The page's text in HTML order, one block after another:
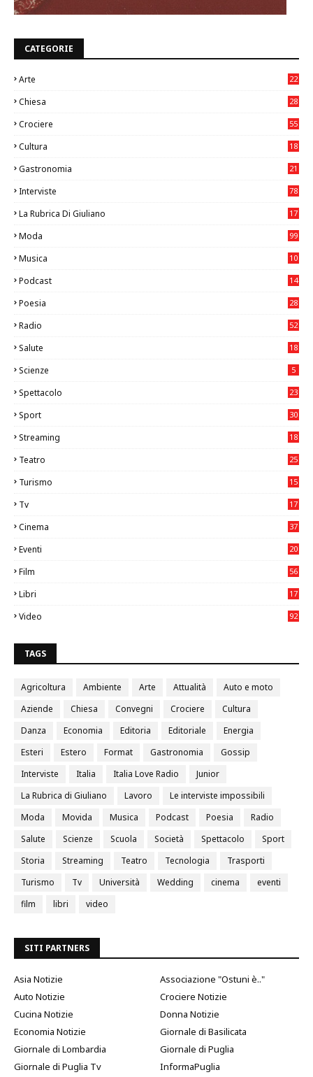
CATEGORIE
Arte
22
Chiesa
28
Crociere 55
Cultura
18
Gastronomia
21
Interviste 78
La Rubrica Di Giuliano
17
Moda 99
Musica
10
Podcast 14
Poesia 28
Radio 52
Salute
18
Scienze 5
Spettacolo 23
Sport
30
Streaming 18
Teatro
25
Turismo
15
Tv
17
Cinema
37
Eventi
20
Film
56
Libri
17
Video
92
TAGS
Agricoltura Ambiente Arte Attualità
Auto e moto
Aziende
Chiesa Convegni Crociere
Cultura
Danza
Economia Editoria Editoriale
Energia
Esteri
Estero Format Gastronomia
Gossip
Interviste
Italia Italia Love Radio
Junior
La Rubrica di Giuliano
Lavoro
Le interviste impossibili
Moda
Movida Musica Podcast Poesia
Radio
Salute
Scienze Scuola Società Spettacolo
Sport
Storia
Streaming Teatro Tecnologia
Trasporti
Turismo
Tv Università Wedding cinema
eventi
film
libri video
SITI PARTNERS
Asia Notizie
Associazione "Ostuni è.."
Auto Notizie
Crociere Notizie
Cucina Notizie
Donna Notizie
Economia Notizie
Giornale di Basilicata
Giornale di Lombardia
Giornale di Puglia
Giornale di Puglia Tv
InformaPuglia